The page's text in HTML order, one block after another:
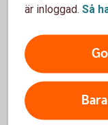
är inloggad. Så